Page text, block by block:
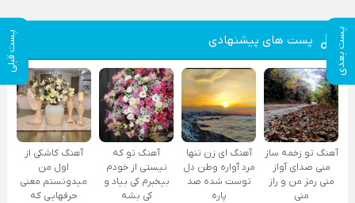
پست بعدی پست قبلی پست های پیشنهادی
آهنگ تو زخمه ساز
منی صدای آواز
منی رمز من و راز
منی
آهنگ ای زن تنها
مرد آواره وطن دل
توست شده صد
پاره
آهنگ تو که
نیستی از خودم
بیخبرم کی بیاد و
کی بشه
آهنگ کاشکی از
اول من
میدونستم معنی
حرفهایی که